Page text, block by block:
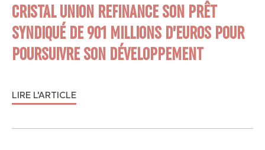
CRISTAL UNION REFINANCE SON PRÊT
SYNDIQUÉ DE 901 MILLIONS D’EUROS POUR
POURSUIVRE SON DÉVELOPPEMENT
LIRE L'ARTICLE